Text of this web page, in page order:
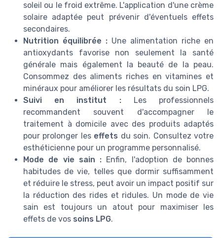
soleil ou le froid extrême. L'application d'une crème
solaire adaptée peut prévenir d'éventuels effets
secondaires.
Nutrition équilibrée : Une alimentation riche en
antioxydants favorise non seulement la santé
générale mais également la beauté de la peau.
Consommez des aliments riches en vitamines et
minéraux pour améliorer les résultats du soin LPG.
Suivi en institut :Les professionnels
recommandent souvent d'accompagner le
traitement à domicile avec des produits adaptés
pour prolonger les effets du soin. Consultez votre
esthéticienne pour un programme personnalisé.
Mode de vie sain : Enfin, l'adoption de bonnes
habitudes de vie, telles que dormir suffisamment
et réduire le stress, peut avoir un impact positif sur
la réduction des rides et ridules. Un mode de vie
sain est toujours un atout pour maximiser les
effets de vos soins LPG.